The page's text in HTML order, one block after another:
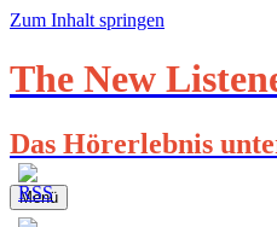
Zum Inhalt springen
The New
Das Hörerlebnis
Menü